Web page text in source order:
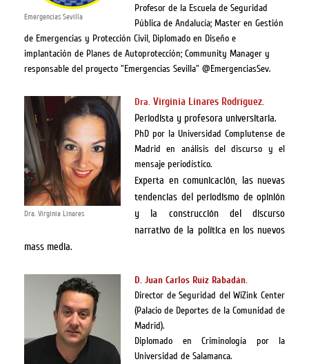
Emergencias Sevilla
Profesor de la Escuela de Seguridad
Pública de Andalucía; Master en Gestión
de Emergencias y Protección Civil, Diplomado en Diseño e
implantación de Planes de Autoprotección; Community Manager y
responsable del proyecto "Emergencias Sevilla" @EmergenciasSev.
Dra. Virginia Linares
Dra. Virginia Linares Rodríguez.
Periodista y profesora universitaria.
PhD por la Universidad Complutense de
Madrid en análisis del discurso y el
mensaje periodístico.
Experta en comunicación, las nuevas
tendencias del periodismo de opinión
y la construcción del discurso
narrativo de la política en los nuevos
mass media.
D. Juan Carlos Ruiz Rabadán.
Director de Seguridad del WiZink Center
(Palacio de Deportes de la Comunidad de
Madrid).
Diplomado en Criminología por la
Universidad de Salamanca.